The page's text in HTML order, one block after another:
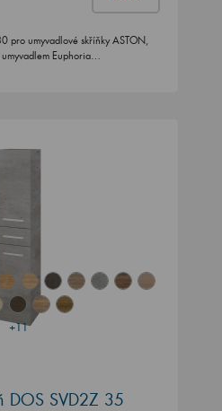
pro umyvadlové skříňky ASTON,
Euphoria…
+11
DOS SVD2Z 35